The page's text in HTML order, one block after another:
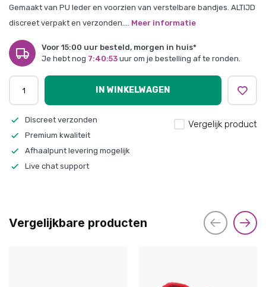
Gemaakt van PU leder en voorzien van verstelbare bandjes. ALTIJD
discreet verpakt en verzonden.... Meer informatie
Voor 15:00 uur besteld, morgen in huis*
Je hebt nog 7:40:53 uur om je bestelling af te ronden.
IN WINKELWAGEN
Discreet verzonden
Premium kwaliteit
Afhaalpunt levering mogelijk
Live chat support
Vergelijk product
Vergelijkbare producten